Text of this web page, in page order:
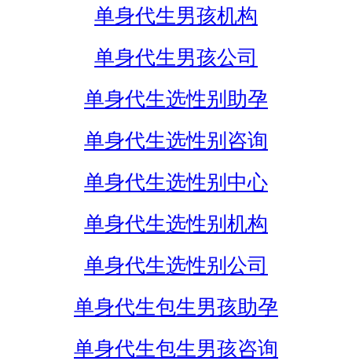
单身代生男孩机构
单身代生男孩公司
单身代生选性别助孕
单身代生选性别咨询
单身代生选性别中心
单身代生选性别机构
单身代生选性别公司
单身代生包生男孩助孕
单身代生包生男孩咨询